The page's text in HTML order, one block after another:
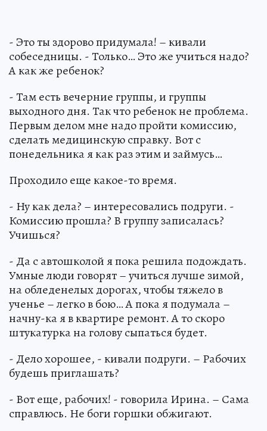
- Это ты здорово придумала! – кивали
собеседницы. - Только… Это же учиться надо?
А как же ребенок?
- Там есть вечерние группы, и группы
выходного дня. Так что ребенок не проблема.
Первым делом мне надо пройти комиссию,
сделать медицинскую справку. Вот с
понедельника я как раз этим и займусь…
Проходило еще какое-то время.
- Ну как дела? – интересовались подруги. -
Комиссию прошла? В группу записалась?
Учишься?
- Да с автошколой я пока решила подождать.
Умные люди говорят – учиться лучше зимой,
на обледенелых дорогах, чтобы тяжело в
ученье – легко в бою… А пока я подумала –
начну-ка я в квартире ремонт. А то скоро
штукатурка на голову сыпаться будет.
- Дело хорошее, - кивали подруги. – Рабочих
будешь приглашать?
- Вот еще, рабочих! - говорила Ирина. – Сама
справлюсь. Не боги горшки обжигают.